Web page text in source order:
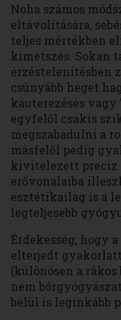
Noha számos
eltávolítására,
teljes mértékben
kimetszés. Sokan
érzéstelenítésben
csúnyább heget
kauterezéses vagy
egyfelől csakis
megszabadulni a
másfelől pedig
kivitelezett precíz
erővonalaiba
esztétikailag is a
legteljesebb
Érdekesség, hogy
elterjedt
(különösen a
nem
belül is leginkább